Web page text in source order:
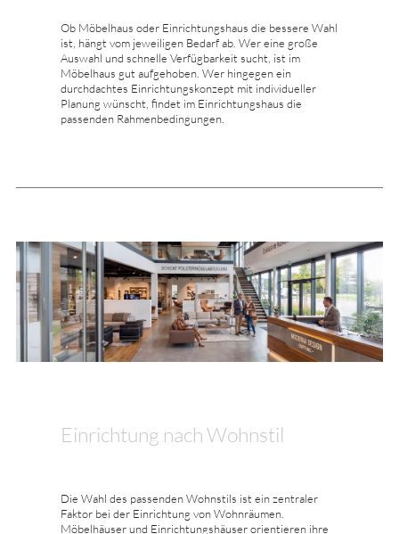
Ob Möbelhaus oder Einrichtungshaus die bessere Wahl
ist, hängt vom jeweiligen Bedarf ab. Wer eine große
Auswahl und schnelle Verfügbarkeit sucht, ist im
Möbelhaus gut aufgehoben. Wer hingegen ein
durchdachtes Einrichtungskonzept mit individueller
Planung wünscht, findet im Einrichtungshaus die
passenden Rahmenbedingungen.
Einrichtung nach Wohnstil
Die Wahl des passenden Wohnstils ist ein zentraler
Faktor bei der Einrichtung von Wohnräumen.
Möbelhäuser und Einrichtungshäuser orientieren ihre